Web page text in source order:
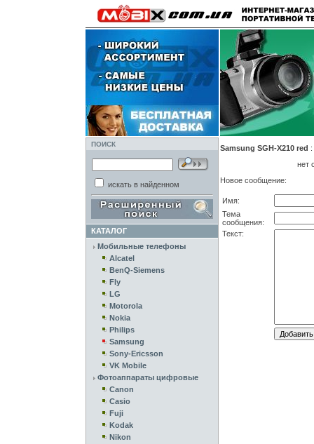
ПОИСК
искать в найденном
КАТАЛОГ
Мобильные телефоны
Alcatel
BenQ-Siemens
Fly
LG
Motorola
Nokia
Philips
Samsung
Sony-Ericsson
VK Mobile
Фотоаппараты цифровые
Canon
Casio
Fuji
Kodak
Nikon
Samsung SGH-X210 red :
нет
Новое сообщение:
Имя:
Тема
сообщения:
Текст: